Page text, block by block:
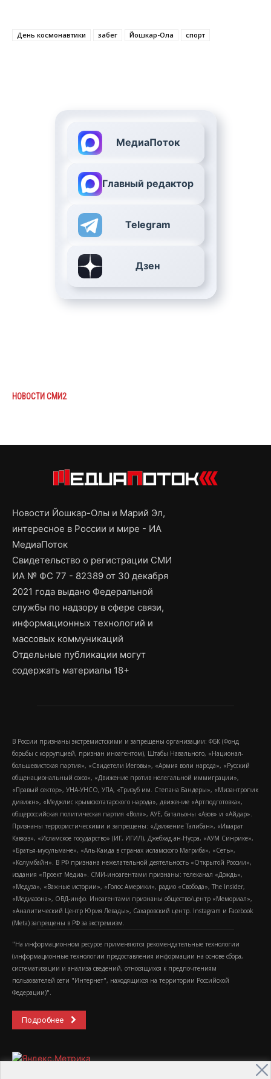
День космонавтики забег Йошкар-Ола спорт
МедиаПоток
Главный редактор
Telegram
Дзен
НОВОСТИ СМИ2
Новости Йошкар-Олы и Марий Эл,
интересное в России и мире - ИА
МедиаПоток
Свидетельство о регистрации СМИ
ИА № ФС 77 - 82389 от 30 декабря
2021 года выдано Федеральной
службы по надзору в сфере связи,
информационных технологий и
массовых коммуникаций
Отдельные публикации могут
содержать материалы 18+
В России признаны экстремистскими и запрещены организации: ФБК (Фонд
борьбы с коррупцией, признан иноагентом), Штабы Навального, «Национал-
большевистская партия», «Свидетели Иеговы», «Армия воли народа», «Русский
общенациональный союз», «Движение против нелегальной иммиграции»,
«Правый сектор», УНА-УНСО, УПА, «Тризуб им. Степана Бандеры», «Мизантропик
дивижн», «Меджлис крымскотатарского народа», движение «Артподготовка»,
общероссийская политическая партия «Воля», АУЕ, батальоны «Азов» и «Айдар».
Признаны террористическими и запрещены: «Движение Талибан», «Имарат
Кавказ», «Исламское государство» (ИГ, ИГИЛ), Джебхад-ан-Нусра, «АУМ Синрике»,
«Братья-мусульмане», «Аль-Каида в странах исламского Магриба», «Сеть»,
«Колумбайн». В РФ признана нежелательной деятельность «Открытой России»,
издания «Проект Медиа». СМИ-иноагентами признаны: телеканал «Дождь»,
«Медуза», «Важные истории», «Голос Америки», радио «Свобода», The Insider,
«Медиазона», ОВД-инфо. Иноагентами признаны общество/центр «Мемориал»,
«Аналитический Центр Юрия Левады», Сахаровский центр. Instagram и Facebook
(Metа) запрещены в РФ за экстремизм.
"На информационном ресурсе применяются рекомендательные технологии
(информационные технологии предоставления информации на основе сбора,
систематизации и анализа сведений, относящихся к предпочтениям
пользователей сети "Интернет", находящихся на территории Российской
Федерации)".
Подробнее